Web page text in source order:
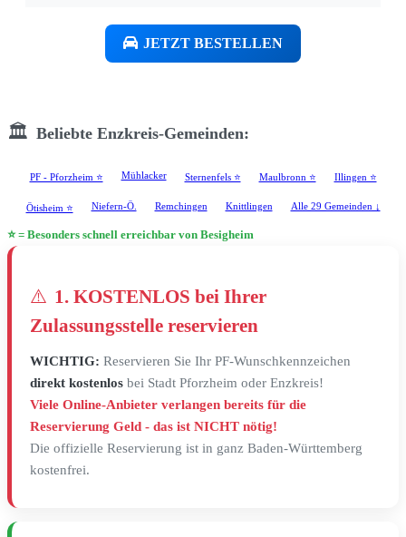
JETZT BESTELLEN
🏛️ Beliebte Enzkreis-Gemeinden:
PF - Pforzheim ⭐ Mühlacker Sternenfels ⭐ Maulbronn ⭐ Illingen ⭐
Ötisheim ⭐ Niefern-Ö. Remchingen Knittlingen Alle 29 Gemeinden ↓
⭐ = Besonders schnell erreichbar von Besigheim
⚠️ 1. KOSTENLOS bei Ihrer
Zulassungsstelle reservieren
WICHTIG: Reservieren Sie Ihr PF-Wunschkennzeichen
direkt kostenlos bei Stadt Pforzheim oder Enzkreis!
Viele Online-Anbieter verlangen bereits für die
Reservierung Geld - das ist NICHT nötig!
Die offizielle Reservierung ist in ganz Baden-Württemberg
kostenfrei.